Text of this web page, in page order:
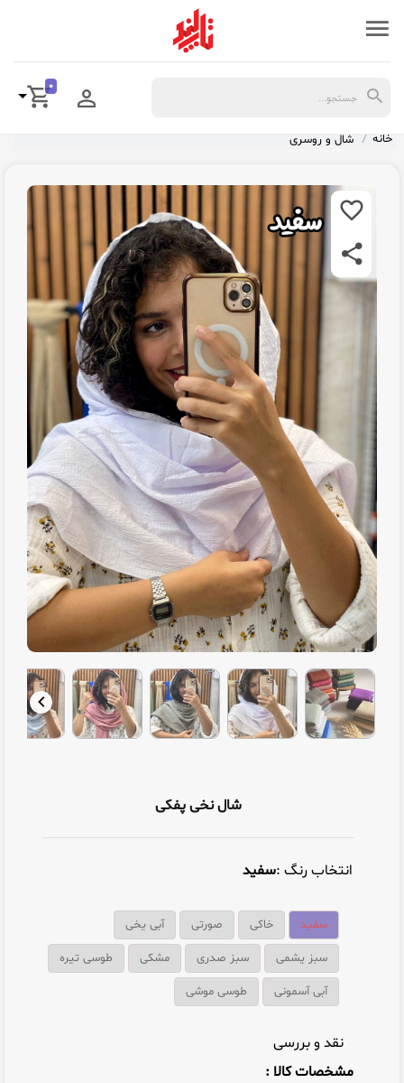
0
خانه شال و روسری
شال نخی پفکی
انتخاب رنگ :سفید
سفید خاکی صورتی آبی یخی
سبز یشمی سبز صدری مشکی طوسی تیره
آبی آسمونی طوسی موشی
نقد و بررسی
مشخصات کالا :